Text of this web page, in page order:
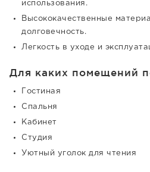
использования.
Высококачественные
долговечность.
Легкость в уходе и
Для каких помещений
Гостиная
Спальня
Кабинет
Студия
Уютный уголок для чтения